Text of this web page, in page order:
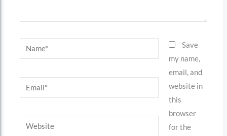
Name*
Email*
Website
Save
my name,
email, and
website in
this
browser
for the